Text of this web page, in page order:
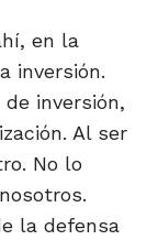
en la
inversión.
inversión,
Al ser
No lo
la defensa